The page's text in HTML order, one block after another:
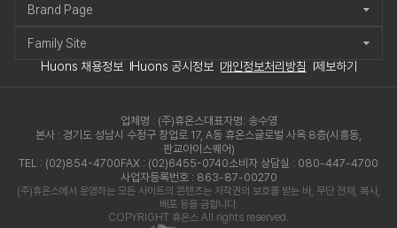
Huons 채용정보 Huons 공시정보 개인정보처리방침 제보하기
Brand Page
Family Site
업체명 : (주)휴온스대표자명: 송수영
본사 : 경기도 성남시 수정구 창업로 17, A동 휴온스글로벌 사옥 8층(시흥동,
판교아이스퀘어)
TEL : (02)854-4700FAX : (02)6455-0740소비자 상담실 : 080-447-4700
사업자등록번호 : 863-87-00270
(주)휴온스에서 운영하는 모든 사이트의 콘텐츠는 저작권의 보호를 받는 바, 무단 전재, 복사,
배포 등을 금합니다.
COPYRIGHT 휴온스 All rights reserved.